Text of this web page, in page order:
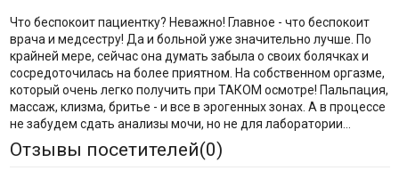
Что беспокоит пациентку? Неважно! Главное - что беспокоит
врача и медсестру! Да и больной уже значительно лучше. По
крайней мере, сейчас она думать забыла о своих болячках и
сосредоточилась на более приятном. На собственном оргазме,
который очень легко получить при ТАКОМ осмотре! Пальпация,
массаж, клизма, бритье - и все в эрогенных зонах. А в процессе
не забудем сдать анализы мочи, но не для лаборатории...
Отзывы посетителей(0)